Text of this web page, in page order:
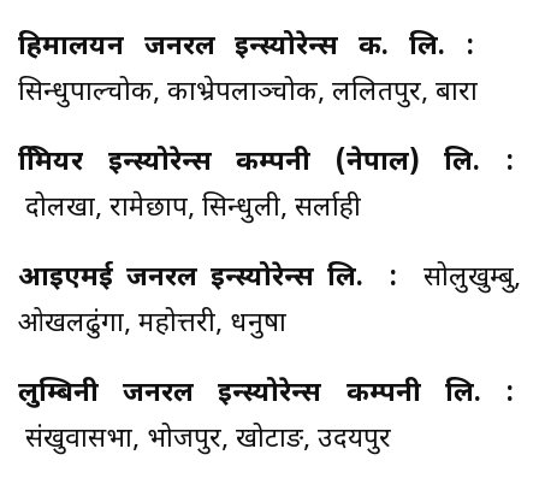
हिमालयन जनरल इन्स्योरेन्स क. लि. :
सिन्धुपाल्चोक, काभ्रेपलाञ्चोक, ललितपुर, बारा
प्रिमियर इन्स्योरेन्स कम्पनी (नेपाल) लि. :
दोलखा, रामेछाप, सिन्धुली, सर्लाही
आइएमई जनरल इन्स्योरेन्स लि. : सोलुखुम्बु,
ओखलढुंगा, महोत्तरी, धनुषा
लुम्बिनी जनरल इन्स्योरेन्स कम्पनी लि. :
संखुवासभा, भोजपुर, खोटाङ, उदयपुर